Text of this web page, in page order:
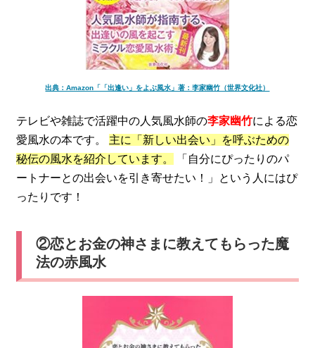
出典：Amazon「「出逢い」をよぶ風水」著：李家幽竹（世界文化社）
テレビや雑誌で活躍中の人気風水師の李家幽竹による恋
愛風水の本です。 主に「新しい出会い」を呼ぶための
秘伝の風水を紹介しています。
「自分にぴったりのパ
ートナーとの出会いを引き寄せたい！」という人にはぴ
ったりです！
②恋とお金の神さまに教えてもらった魔
法の赤風水